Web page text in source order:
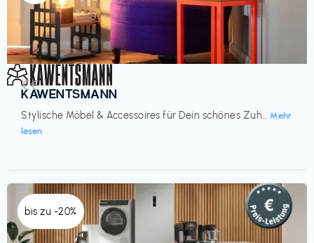
Einrichtung
KAWENTSMANN
Stylische Möbel & Accessoires für Dein schönes Zuh... Mehr
lesen
€€‎
bis zu -20%